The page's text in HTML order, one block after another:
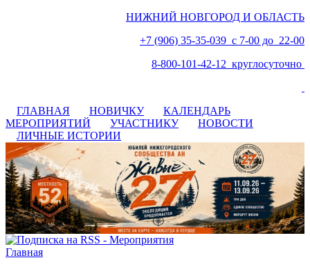
НИЖНИЙ НОВГОРОД И ОБЛАСТЬ
+7 (906) 35-35-039 с 7-00 до 22-00
8-800-101-42-12 круглосуточно
ГЛАВНАЯ НОВИЧКУ
КАЛЕНДАРЬ
МЕРОПРИЯТИЙ
УЧАСТНИКУ
НОВОСТИ
ЛИЧНЫЕ ИСТОРИИ
Главная